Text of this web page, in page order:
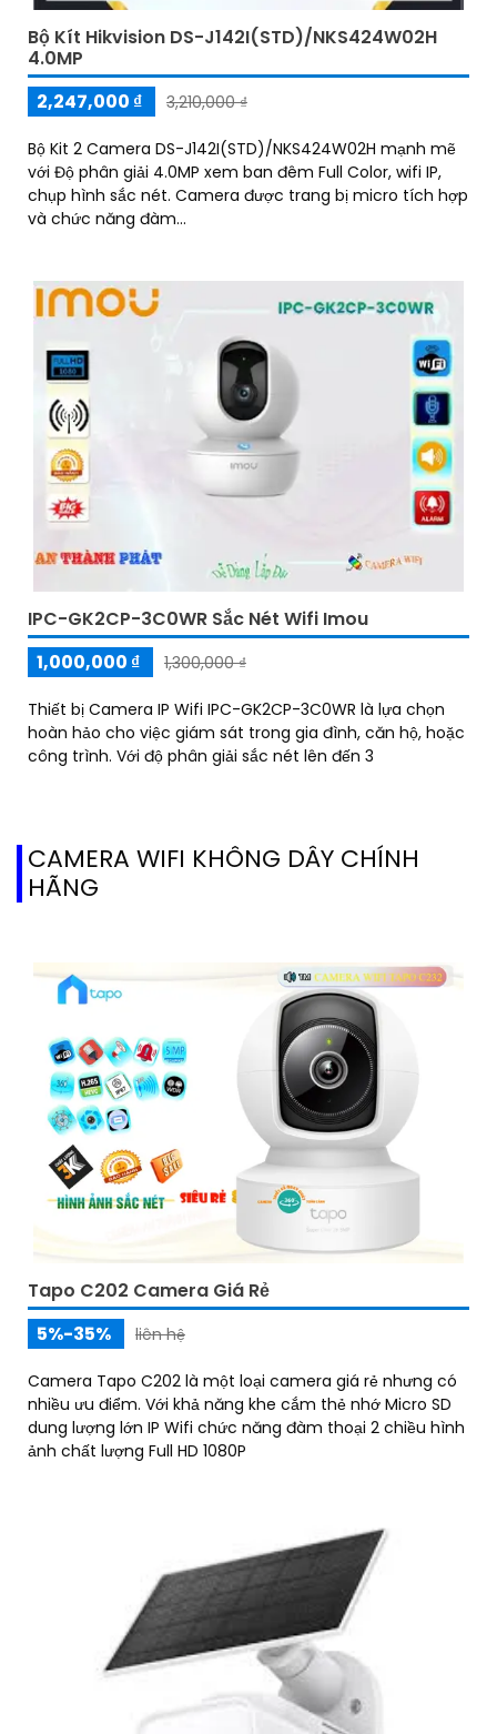
Bộ Kít Hikvision DS-J142I(STD)/NKS424W02H
4.0MP
2,247,000 ₫
3,210,000 ₫
Bộ Kit 2 Camera DS-J142I(STD)/NKS424W02H mạnh mẽ
với Độ phân giải 4.0MP xem ban đêm Full Color, wifi IP,
chụp hình sắc nét. Camera được trang bị micro tích hợp
và chức năng đàm...
IPC-GK2CP-3C0WR Sắc Nét Wifi Imou
1,000,000 ₫
1,300,000 ₫
Thiết bị Camera IP Wifi IPC-GK2CP-3C0WR là lựa chọn
hoàn hảo cho việc giám sát trong gia đình, căn hộ, hoặc
công trình. Với độ phân giải sắc nét lên đến 3
CAMERA WIFI KHÔNG DÂY CHÍNH
HÃNG
Tapo C202 Camera Giá Rẻ
5%-35%
liên hệ
Camera Tapo C202 là một loại camera giá rẻ nhưng có
nhiều ưu điểm. Với khả năng khe cắm thẻ nhớ Micro SD
dung lượng lớn IP Wifi chức năng đàm thoại 2 chiều hình
ảnh chất lượng Full HD 1080P